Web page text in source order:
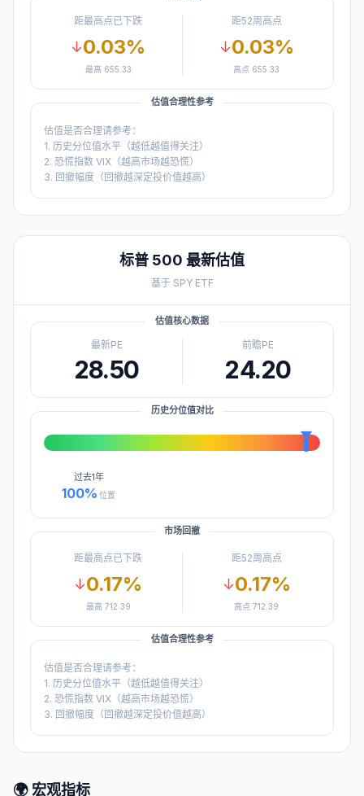
距最高点已下跌
↓0.03%
最高 655.33
距52周高点
↓0.03%
高点 655.33
估值合理性参考
估值是否合理请参考：
1. 历史分位值水平（越低越值得关注）
2. 恐慌指数 VIX（越高市场越恐慌）
3. 回撤幅度（回撤越深定投价值越高）
标普 500 最新估值
基于 SPY ETF
估值核心数据
最新PE
28.50
前瞻PE
24.20
历史分位值对比
过去1年
100% 位置
市场回撤
距最高点已下跌
↓0.17%
最高 712.39
距52周高点
↓0.17%
高点 712.39
估值合理性参考
估值是否合理请参考：
1. 历史分位值水平（越低越值得关注）
2. 恐慌指数 VIX（越高市场越恐慌）
3. 回撤幅度（回撤越深定投价值越高）
🌍 宏观指标